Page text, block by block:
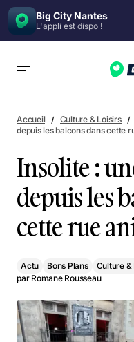
Big City Nantes
L'appli est dispo !
animée à Nantes !
Accueil Culture & Loisirs
depuis les balcons dans cette
Insolite :
depuis les
cette rue
Actu Bons Plans Culture &
par Romane Rousseau